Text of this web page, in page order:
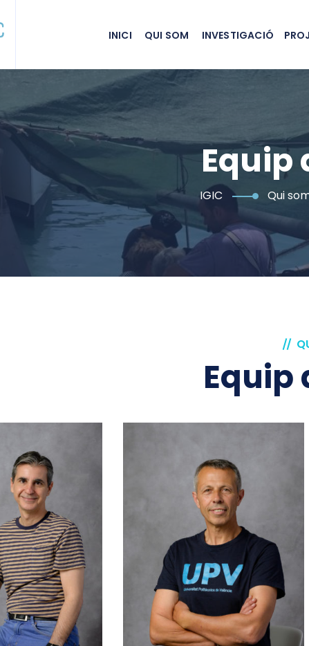
INICI QUI SOM INVESTIGACIÓ
Equip
IGIC Qui
Equip